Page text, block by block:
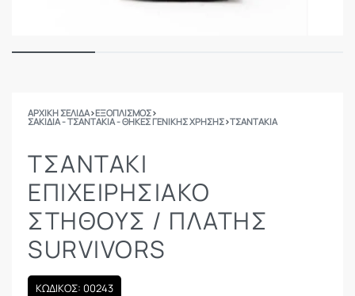
ΑΡΧΙΚΉ ΣΕΛΊΔΑ›ΕΞΟΠΛΙΣΜΟΣ›
ΣΑΚΊΔΙΑ - ΤΣΑΝΤΆΚΙΑ - ΘΉΚΕΣ ΓΕΝΙΚΉΣ ΧΡΉΣΗΣ›ΤΣΑΝΤΆΚΙΑ
ΤΣΑΝΤΆΚΙ
ΕΠΙΧΕΙΡΗΣΙΑΚΌ
ΣΤΉΘΟΥΣ / ΠΛΆΤΗΣ
SURVIVORS
ΚΩΔΙΚΟΣ: 00243